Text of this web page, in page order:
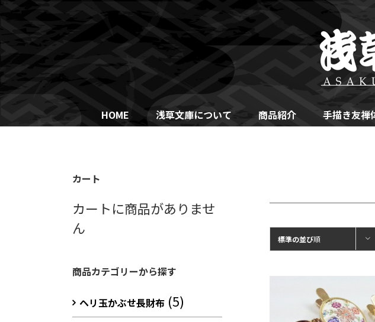
Skip
to
content
HOME 浅草文庫について 商品紹介 手描き友禅
標準の並び順
カート
カートに商品がありませ
ん
商品カテゴリーから探す
ヘリ玉かぶせ長財布 (5)